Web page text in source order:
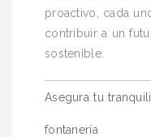
proactivo, cada
contribuir a un
sostenible.
de
Asegura tu
fontanería